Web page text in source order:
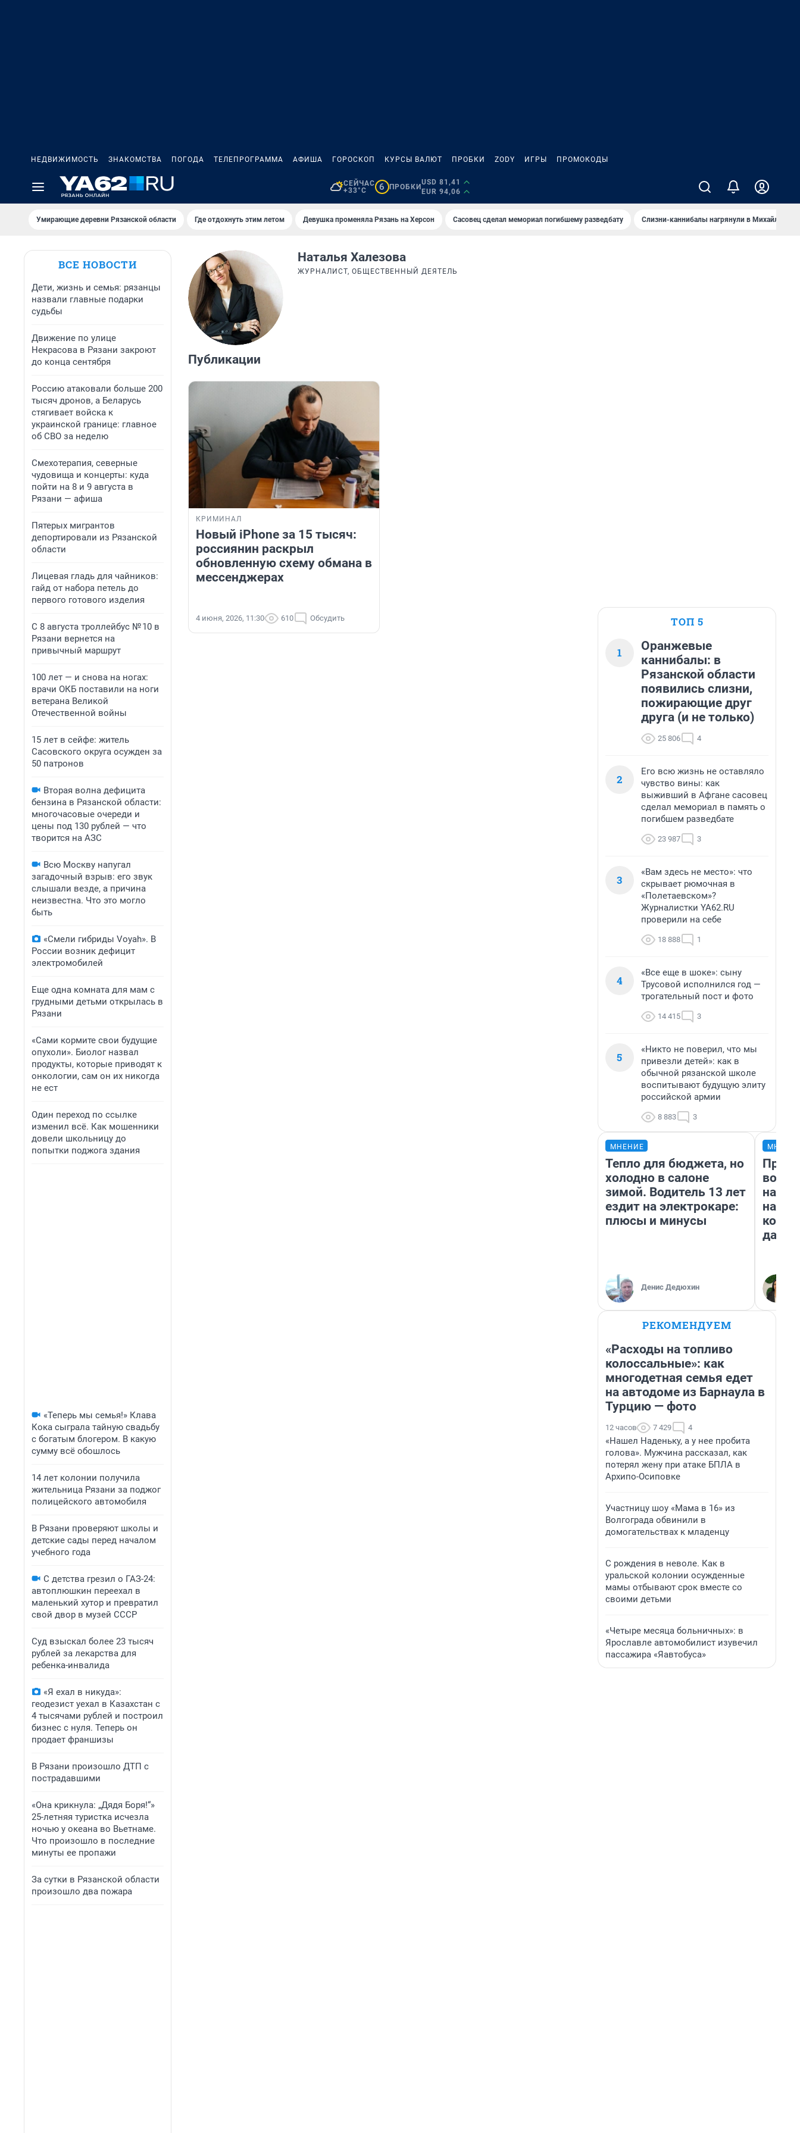
НЕДВИЖИМОСТЬ ЗНАКОМСТВА ПОГОДА ТЕЛЕПРОГРАММА АФИША ГОРОСКОП КУРСЫ ВАЛЮТ ПРОБКИ ZODY ИГРЫ ПРОМОКОДЫ
СЕЙЧАС
+33°C
6 ПРОБКИ
USD 81,41
EUR 94,06
Умирающие деревни Рязанской области Где отдохнуть этим летом Девушка променяла Рязань на Херсон Сасовец сделал мемориал погибшему разведбату Слизни-каннибалы нагрянули в Михайлов
ВСЕ НОВОСТИ
Дети, жизнь и семья: рязанцы
назвали главные подарки
судьбы
Движение по улице
Некрасова в Рязани закроют
до конца сентября
Россию атаковали больше 200
тысяч дронов, а Беларусь
стягивает войска к
украинской границе: главное
об СВО за неделю
Смехотерапия, северные
чудовища и концерты: куда
пойти на 8 и 9 августа в
Рязани — афиша
Пятерых мигрантов
депортировали из Рязанской
области
Лицевая гладь для чайников:
гайд от набора петель до
первого готового изделия
С 8 августа троллейбус № 10 в
Рязани вернется на
привычный маршрут
100 лет — и снова на ногах:
врачи ОКБ поставили на ноги
ветерана Великой
Отечественной войны
15 лет в сейфе: житель
Сасовского округа осужден за
50 патронов
Вторая волна дефицита
бензина в Рязанской области:
многочасовые очереди и
цены под 130 рублей — что
творится на АЗС
Всю Москву напугал
загадочный взрыв: его звук
слышали везде, а причина
неизвестна. Что это могло
быть
«Смели гибриды Voyah». В
России возник дефицит
электромобилей
Еще одна комната для мам с
грудными детьми открылась в
Рязани
«Сами кормите свои будущие
опухоли». Биолог назвал
продукты, которые приводят к
онкологии, сам он их никогда
не ест
Один переход по ссылке
изменил всё. Как мошенники
довели школьницу до
попытки поджога здания
«Теперь мы семья!» Клава
Кока сыграла тайную свадьбу
с богатым блогером. В какую
сумму всё обошлось
14 лет колонии получила
жительница Рязани за поджог
полицейского автомобиля
В Рязани проверяют школы и
детские сады перед началом
учебного года
С детства грезил о ГАЗ-24:
автоплюшкин переехал в
маленький хутор и превратил
свой двор в музей СССР
Суд взыскал более 23 тысяч
рублей за лекарства для
ребенка-инвалида
«Я ехал в никуда»:
геодезист уехал в Казахстан с
4 тысячами рублей и построил
бизнес с нуля. Теперь он
продает франшизы
В Рязани произошло ДТП с
пострадавшими
«Она крикнула: „Дядя Боря!“»
25-летняя туристка исчезла
ночью у океана во Вьетнаме.
Что произошло в последние
минуты ее пропажи
За сутки в Рязанской области
произошло два пожара
Наталья Халезова
ЖУРНАЛИСТ, ОБЩЕСТВЕННЫЙ ДЕЯТЕЛЬ
Публикации
КРИМИНАЛ
Новый iPhone за 15 тысяч:
россиянин раскрыл
обновленную схему обмана в
мессенджерах
4 июня, 2026, 11:30 610 Обсудить ТОП 5
1
Оранжевые
каннибалы: в
Рязанской области
появились слизни,
пожирающие друг
друга (и не только)
25 806 4
2
Его всю жизнь не оставляло
чувство вины: как
выживший в Афгане сасовец
сделал мемориал в память о
погибшем разведбате
23 987 3
3
«Вам здесь не место»: что
скрывает рюмочная в
«Полетаевском»?
Журналистки YA62.RU
проверили на себе
18 888 1
4
«Все еще в шоке»: сыну
Трусовой исполнился год —
трогательный пост и фото
14 415 3
5
«Никто не поверил, что мы
привезли детей»: как в
обычной рязанской школе
воспитывают будущую элиту
российской армии
8 883 3
МНЕНИЕ
Тепло для бюджета, но
холодно в салоне
зимой. Водитель 13 лет
ездит на электрокаре:
плюсы и минусы
Денис Дедюхин
нам
даже
РЕКОМЕНДУЕМ
«Расходы на топливо
колоссальные»: как
многодетная семья едет
на автодоме из Барнаула в
Турцию — фото
12 часов 7 429 4
«Нашел Наденьку, а у нее пробита
голова». Мужчина рассказал, как
потерял жену при атаке БПЛА в
Архипо-Осиповке
Участницу шоу «Мама в 16» из
Волгограда обвинили в
домогательствах к младенцу
С рождения в неволе. Как в
уральской колонии осужденные
мамы отбывают срок вместе со
своими детьми
«Четыре месяца больничных»: в
Ярославле автомобилист изувечил
пассажира «Яавтобуса»